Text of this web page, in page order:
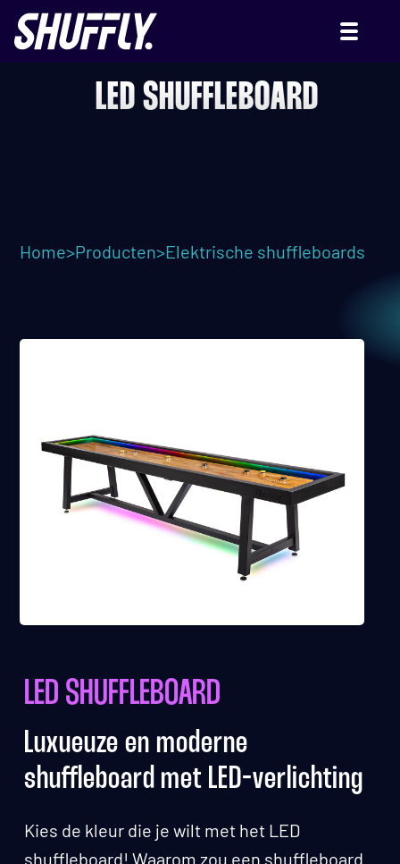
LED SHUFFLEBOARD
Home>Producten>Elektrische shuffleboards
LED SHUFFLEBOARD
Luxueuze en moderne
shuffleboard met LED-verlichting
Kies de kleur die je wilt met het LED
shuffleboard! Waarom zou een shuffleboard